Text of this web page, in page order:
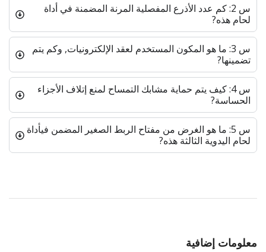
س 2: كم عدد الأذرع المفصلية المرنة المضمنة في أداة
لحام هذه?
س 3: ما هو المكون المستخدم لعقد الإلكترونيات, وكم يتم
تضمينها?
س 4: كيف يتم حماية مشابك التمساح لمنع إتلاف الأجزاء
الحساسة?
س 5: ما هو الغرض من مفتاح الربط الصغير المضمن فيأداة
لحام اليدوية الثالثة هذه?
معلومات إضافية